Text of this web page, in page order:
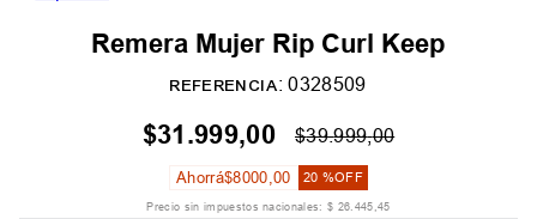
Remera Mujer Rip Curl Keep
REFERENCIA:0328509
$31.999,00 $39.999,00
Ahorrá$8000,00 20 %OFF
Precio sin impuestos nacionales: $ 26.445,45